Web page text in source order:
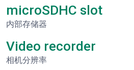
microSDHC slot
内部存储器
Video recorder
相机分辨率